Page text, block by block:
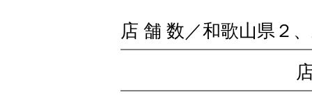
店 舗 数／和歌山県２